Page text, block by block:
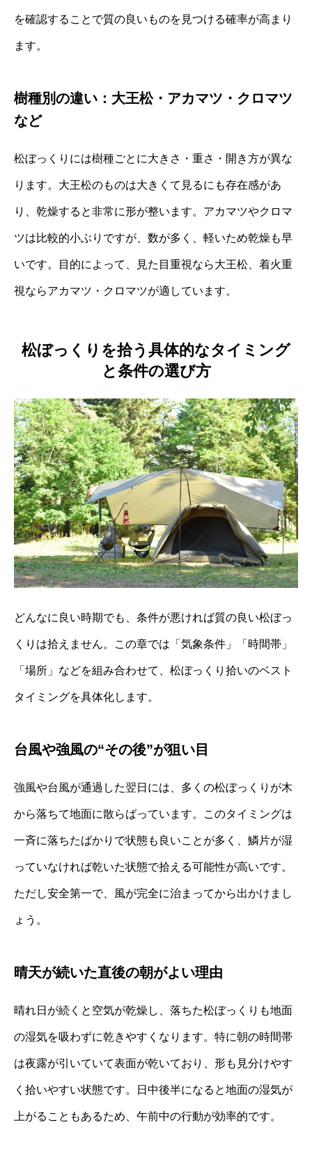
を確認することで質の良いものを見つける確率が高まり
ます。
樹種別の違い：大王松・アカマツ・クロマツ
など
松ぼっくりには樹種ごとに大きさ・重さ・開き方が異な
ります。大王松のものは大きくて見るにも存在感があ
り、乾燥すると非常に形が整います。アカマツやクロマ
ツは比較的小ぶりですが、数が多く、軽いため乾燥も早
いです。目的によって、見た目重視なら大王松、着火重
視ならアカマツ・クロマツが適しています。
松ぼっくりを拾う具体的なタイミング
と条件の選び方
どんなに良い時期でも、条件が悪ければ質の良い松ぼっ
くりは拾えません。この章では「気象条件」「時間帯」
「場所」などを組み合わせて、松ぼっくり拾いのベスト
タイミングを具体化します。
台風や強風の“その後”が狙い目
強風や台風が通過した翌日には、多くの松ぼっくりが木
から落ちて地面に散らばっています。このタイミングは
一斉に落ちたばかりで状態も良いことが多く、鱗片が湿
っていなければ乾いた状態で拾える可能性が高いです。
ただし安全第一で、風が完全に治まってから出かけまし
ょう。
晴天が続いた直後の朝がよい理由
晴れ日が続くと空気が乾燥し、落ちた松ぼっくりも地面
の湿気を吸わずに乾きやすくなります。特に朝の時間帯
は夜露が引いていて表面が乾いており、形も見分けやす
く拾いやすい状態です。日中後半になると地面の湿気が
上がることもあるため、午前中の行動が効率的です。